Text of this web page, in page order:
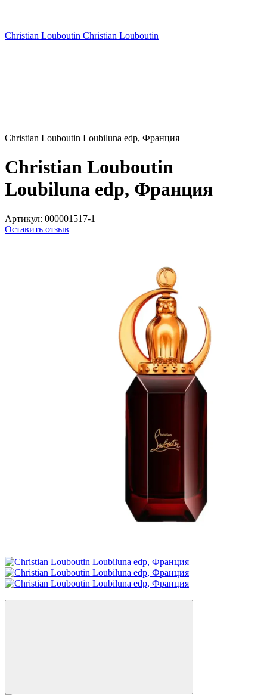
Christian Louboutin Christian Louboutin
Christian Louboutin Loubiluna edp, Франция
Christian Louboutin
Loubiluna edp, Франция
Артикул: 000001517-1
Оставить отзыв